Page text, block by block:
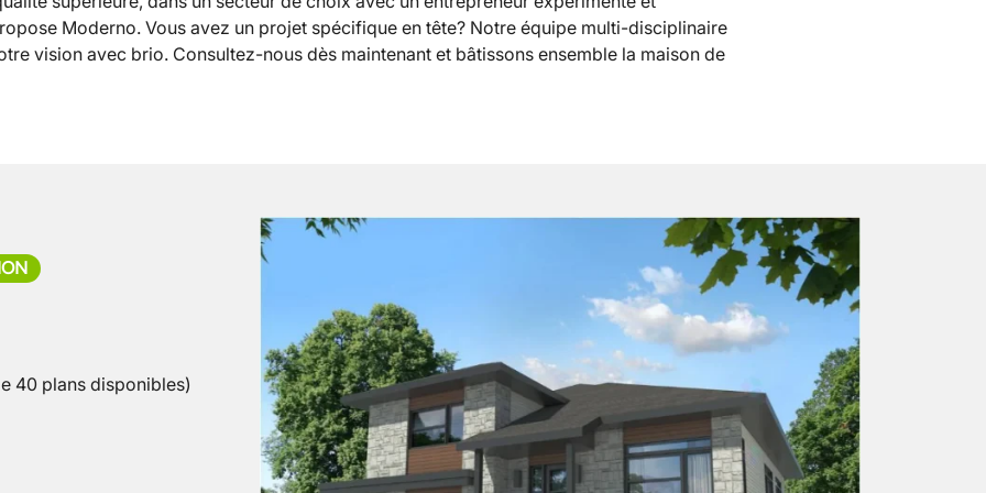
Moderno. Vous avez un projet spécifique en tête? Notre équipe multi-disciplinaire
vision avec brio. Consultez-nous dès maintenant et bâtissons ensemble la maison de
40 plans disponibles)